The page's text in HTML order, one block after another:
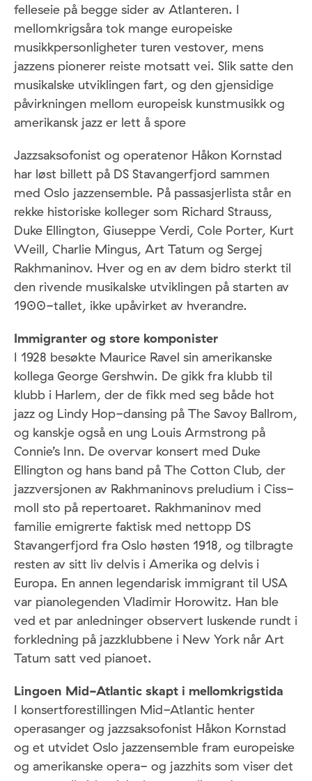
felleseie på begge sider av Atlanteren. I
mellomkrigsåra tok mange europeiske
musikkpersonligheter turen vestover, mens
jazzens pionerer reiste motsatt vei. Slik satte den
musikalske utviklingen fart, og den gjensidige
påvirkningen mellom europeisk kunstmusikk og
amerikansk jazz er lett å spore
Jazzsaksofonist og operatenor Håkon Kornstad
har løst billett på DS Stavangerfjord sammen
med Oslo jazzensemble. På passasjerlista står en
rekke historiske kolleger som Richard Strauss,
Duke Ellington, Giuseppe Verdi, Cole Porter, Kurt
Weill, Charlie Mingus, Art Tatum og Sergej
Rakhmaninov. Hver og en av dem bidro sterkt til
den rivende musikalske utviklingen på starten av
1900-tallet, ikke upåvirket av hverandre.
Immigranter og store komponister
I 1928 besøkte Maurice Ravel sin amerikanske
kollega George Gershwin. De gikk fra klubb til
klubb i Harlem, der de fikk med seg både hot
jazz og Lindy Hop-dansing på The Savoy Ballrom,
og kanskje også en ung Louis Armstrong på
Connie’s Inn. De overvar konsert med Duke
Ellington og hans band på The Cotton Club, der
jazzversjonen av Rakhmaninovs preludium i Ciss-
moll sto på repertoaret. Rakhmaninov med
familie emigrerte faktisk med nettopp DS
Stavangerfjord fra Oslo høsten 1918, og tilbragte
resten av sitt liv delvis i Amerika og delvis i
Europa. En annen legendarisk immigrant til USA
var pianolegenden Vladimir Horowitz. Han ble
ved et par anledninger observert luskende rundt i
forkledning på jazzklubbene i New York når Art
Tatum satt ved pianoet.
Lingoen Mid-Atlantic skapt i mellomkrigstida
I konsertforestillingen Mid-Atlantic henter
operasanger og jazzsaksofonist Håkon Kornstad
og et utvidet Oslo jazzensemble fram europeiske
og amerikanske opera- og jazzhits som viser det